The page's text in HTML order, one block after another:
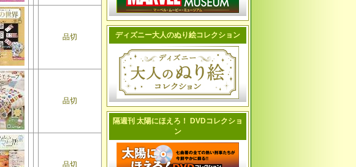
品切
品切
品切
ディズニー大人のぬり絵コレクション
隔週刊 太陽にほえろ！ DVDコレクショ
ン